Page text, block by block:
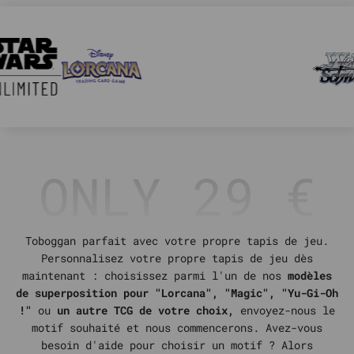
Toboggan parfait avec votre propre tapis de jeu.
Personnalisez votre propre tapis de jeu dès
maintenant : choisissez parmi l'un de nos modèles
de superposition pour "Lorcana", "Magic", "Yu-Gi-Oh
!" ou un autre TCG de votre choix,
envoyez-nous le
motif souhaité et nous commencerons. Avez-vous
besoin d'aide pour choisir un motif ? Alors